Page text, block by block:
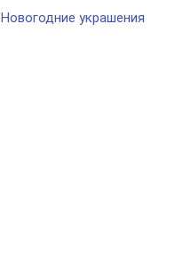
Новогодние украшения